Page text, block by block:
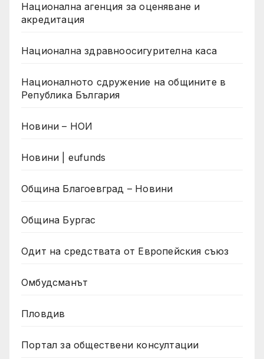
Национална агенция за оценяване и
акредитация
Национална здравноосигурителна каса
Националното сдружение на общините в
Република България
Новини – НОИ
Новини | eufunds
Община Благоевград – Новини
Община Бургас
Одит на средствата от Европейския съюз
Омбудсманът
Пловдив
Портал за обществени консултации